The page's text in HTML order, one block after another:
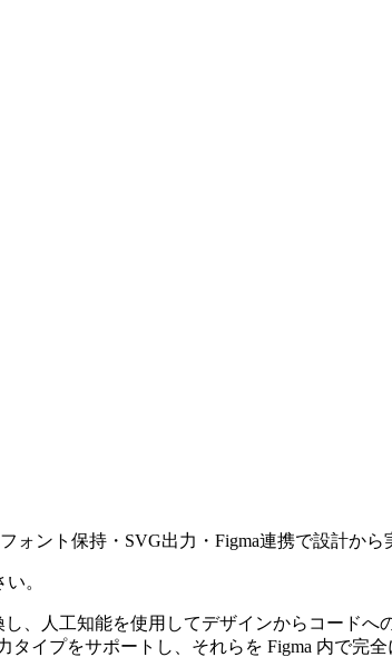
ント保持・SVG出力・Figma連携で設計から
。
、人工知能を使用してデザインからコード
イプをサポートし、それらを Figma 内で完